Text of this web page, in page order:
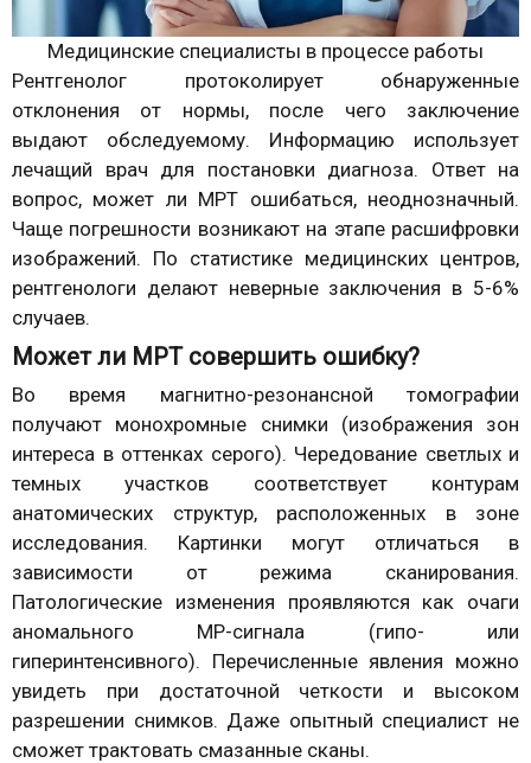
Медицинские специалисты в процессе работы
Рентгенолог протоколирует обнаруженные
отклонения от нормы, после чего заключение
выдают обследуемому. Информацию использует
лечащий врач для постановки диагноза. Ответ на
вопрос, может ли МРТ ошибаться, неоднозначный.
Чаще погрешности возникают на этапе расшифровки
изображений. По статистике медицинских центров,
рентгенологи делают неверные заключения в 5-6%
случаев.
Может ли МРТ совершить ошибку?
Во время магнитно-резонансной томографии
получают монохромные снимки (изображения зон
интереса в оттенках серого). Чередование светлых и
темных участков соответствует контурам
анатомических структур, расположенных в зоне
исследования. Картинки могут отличаться в
зависимости от режима сканирования.
Патологические изменения проявляются как очаги
аномального МР-сигнала (гипо- или
гиперинтенсивного). Перечисленные явления можно
увидеть при достаточной четкости и высоком
разрешении снимков. Даже опытный специалист не
сможет трактовать смазанные сканы.